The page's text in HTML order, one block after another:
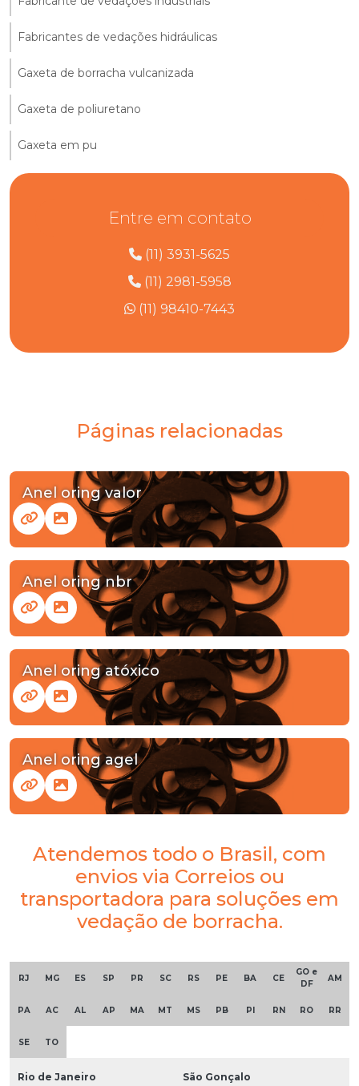
Fabricantes de vedações hidráulicas
Gaxeta de borracha vulcanizada
Gaxeta de poliuretano
Gaxeta em pu
Entre em contato
(11) 3931-5625
(11) 2981-5958
(11) 98410-7443
Páginas relacionadas
Anel oring valor
Anel oring nbr
Anel oring atóxico
Anel oring agel
Atendemos todo o Brasil, com
envios via Correios ou
transportadora para soluções em
vedação de borracha.
RJ MG ES SP PR SC RS PE BA CE
GO e
DF
AM
PA AC AL AP MA MT MS PB PI RN RO RR
SE TO
Rio de Janeiro São Gonçalo